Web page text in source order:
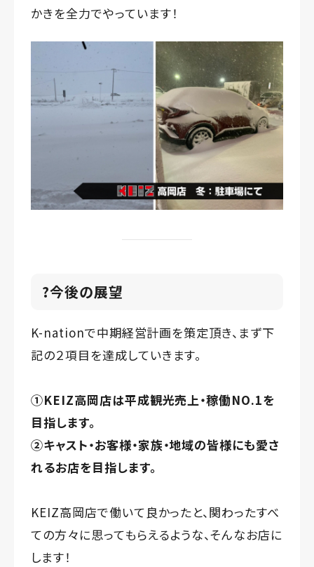
かきを全力でやっています！
?今後の展望
K-nationで中期経営計画を策定頂き、まず下
記の２項目を達成していきます。
①KEIZ高岡店は平成観光売上・稼働NO.1を
目指します。
②キャスト・お客様・家族・地域の皆様にも愛さ
れるお店を目指します。
KEIZ高岡店で働いて良かったと、関わったすべ
ての方々に思ってもらえるような、そんなお店に
します！